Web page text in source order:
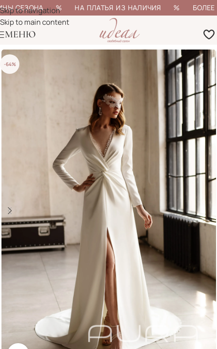
СЕЗОНА % НА ПЛАТЬЯ ИЗ НАЛИЧИЯ % БОЛЕЕ
Skip to navigation
Skip to main content
МЕНЮ
-64%